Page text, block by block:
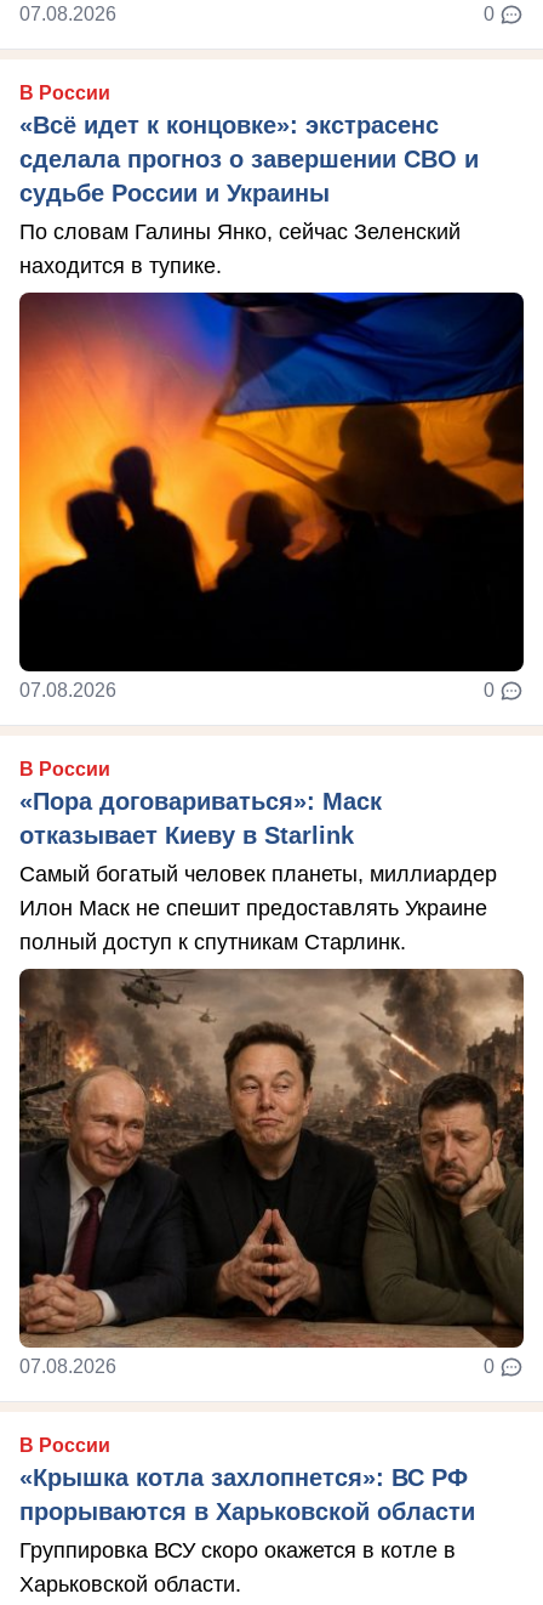
07.08.2026 0
В России
«Всё идет к концовке»: экстрасенс
сделала прогноз о завершении СВО и
судьбе России и Украины
По словам Галины Янко, сейчас Зеленский
находится в тупике.
07.08.2026 0
В России
«Пора договариваться»: Маск
отказывает Киеву в Starlink
Самый богатый человек планеты, миллиардер
Илон Маск не спешит предоставлять Украине
полный доступ к спутникам Старлинк.
07.08.2026 0
В России
«Крышка котла захлопнется»: ВС РФ
прорываются в Харьковской области
Группировка ВСУ скоро окажется в котле в
Харьковской области.